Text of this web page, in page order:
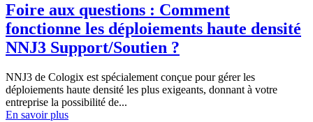
Foire aux questions : Comment
fonctionne les déploiements haute densité
NNJ3 Support/Soutien ?
NNJ3 de Cologix est spécialement conçue pour gérer les
déploiements haute densité les plus exigeants, donnant à votre
entreprise la possibilité de...
En savoir plus